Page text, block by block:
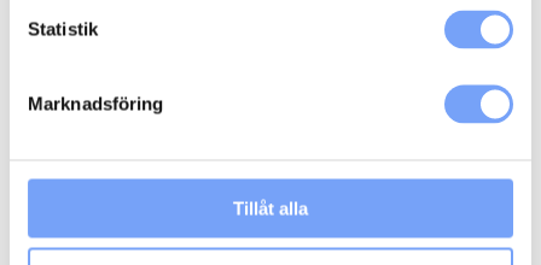
Statistik
Marknadsföring
Tillåt alla
– Du bokar medieutrymmet genom att lägga till kampanjen i
din varukorg och checka ut.
– Vid behov kan produktion av en podcast spot ordnas genom
lumoads anslutna produktionsbolagKlicka här.